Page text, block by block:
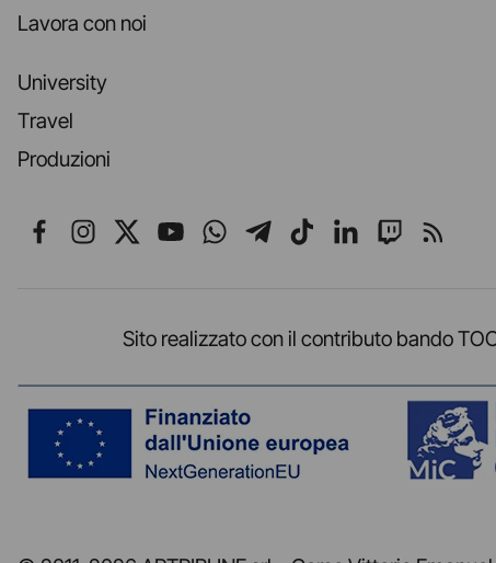
Lavora con noi
University
Travel
Produzioni
Seguici su Facebook
Seguici su Instagram
Seguici su X
Seguici su YouTube
Seguici su WhatsApp
Seguici su Telegram
Seguici su TikTok
Seguici su
Seguici
Sito realizzato con il contributo bando